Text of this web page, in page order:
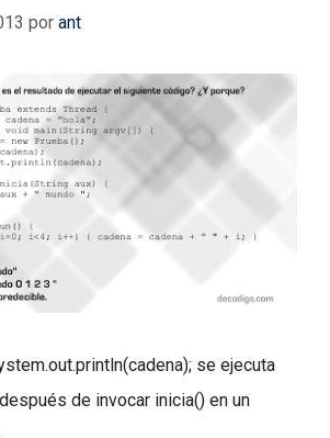
por ant
se ejecuta
de invocar inicia() en un